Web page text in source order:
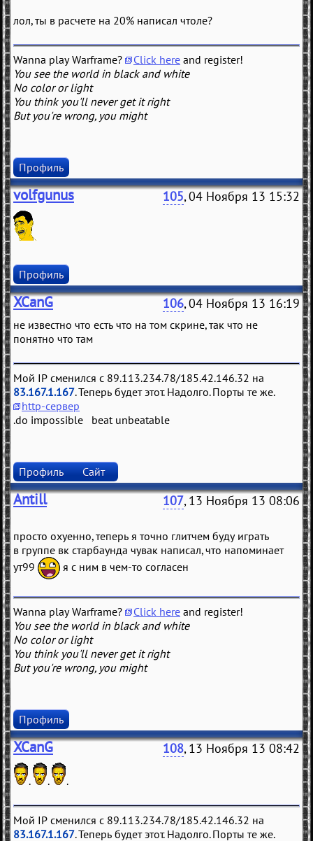
лол, ты в расчете на 20% написал чтоле?
Wanna play Warframe? Click here and register!
You see the world in black and white
No color or light
You think you'll never get it right
But you're wrong, you might
Профиль
volfgunus 105, 04 Ноября 13 15:32
Профиль
XCanG 106, 04 Ноября 13 16:19
не известно что есть что на том скрине, так что не
понятно что там
Мой IP сменился с 89.113.234.78/185.42.146.32 на
83.167.1.167. Теперь будет этот. Надолго. Порты те же.
http-сервер
.do impossible beat unbeatable
Профиль Сайт
Antill 107, 13 Ноября 13 08:06
просто охуенно, теперь я точно глитчем буду играть
в группе вк старбаунда чувак написал, что напоминает
ут99
я с ним в чем-то согласен
Wanna play Warframe? Click here and register!
You see the world in black and white
No color or light
You think you'll never get it right
But you're wrong, you might
Профиль
XCanG 108, 13 Ноября 13 08:42
. . .
Мой IP сменился с 89.113.234.78/185.42.146.32 на
83.167.1.167. Теперь будет этот. Надолго. Порты те же.